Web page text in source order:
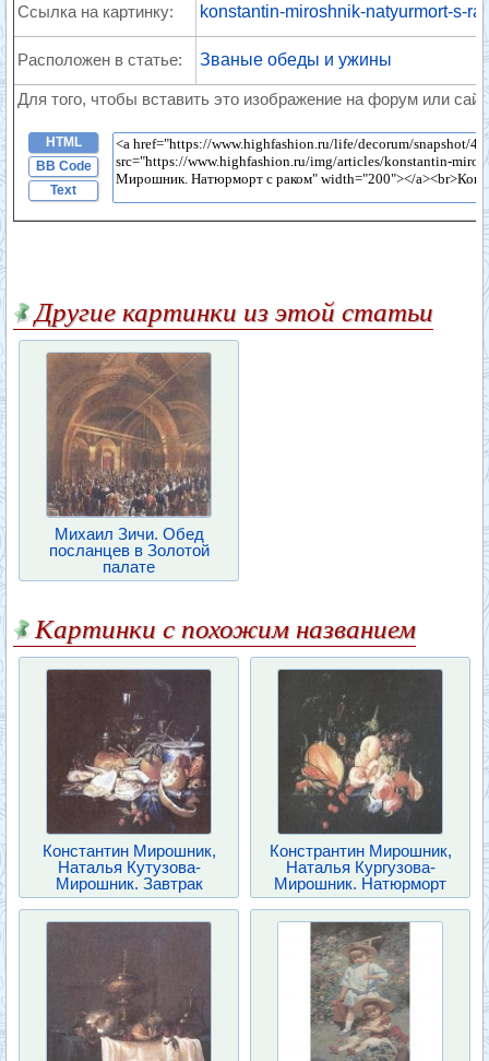
Ссылка на картинку: konstantin-miroshnik-natyurmort-s-
Расположен в статье: Званые обеды и ужины
Для того, чтобы вставить это изображение на форум или
HTML
BB Code
Text
Другие картинки из этой статьи
Михаил Зичи. Обед
посланцев в Золотой
палате
Картинки с похожим названием
Константин Мирошник,
Наталья Кутузова-
Мирошник. Завтрак
Констрантин Мирошник,
Наталья Кургузова-
Мирошник. Натюрморт